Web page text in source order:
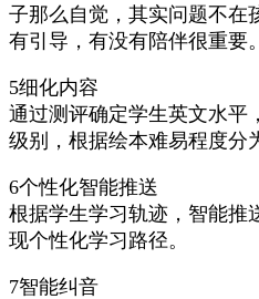
子那么自觉，其实问题不在
有引导，有没有陪伴很重要。
5细化内容
通过测评确定学生英文水平
级别，根据绘本难易程度分
6个性化智能推送
根据学生学习轨迹，智能推
现个性化学习路径。
7智能纠音